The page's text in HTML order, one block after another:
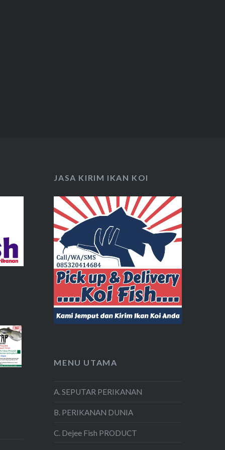
JASA KIRIM IKAN KOI
MENU UTAMA
A. SEPUTAR PERIKANAN
B. PERIKANAN DUNIA
C. Dejee Fish PRODUCT